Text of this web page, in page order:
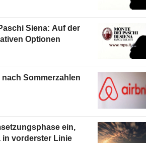
Siena: Auf der
Optionen
Sommerzahlen
ein,
in vorderster Linie